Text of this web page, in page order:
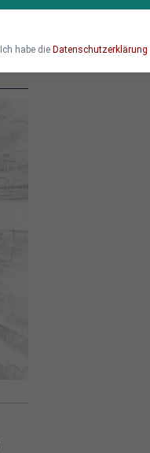
Ich habe die Datenschutzerklärung